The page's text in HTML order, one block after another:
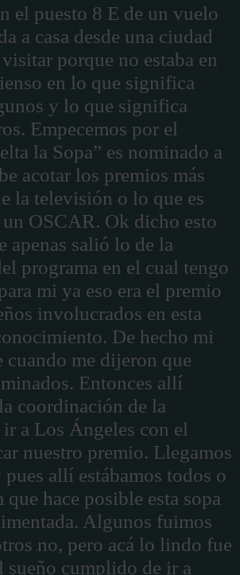
el puesto 8 E de un vuelo
a casa desde una ciudad
porque no estaba en
en lo que significa
y lo que significa
Empecemos por el
la Sopa” es nominado a
acotar los premios más
la televisión o lo que es
OSCAR. Ok dicho esto
apenas salió lo de la
programa en el cual tengo
mi ya eso era el premio
involucrados en esta
De hecho mi
cuando me dijeron que
Entonces allí
coordinación de la
a Los Ángeles con el
nuestro premio. Llegamos
allí estábamos todos o
que hace posible esta sopa
Algunos fuimos
no, pero acá lo lindo fue
sueño cumplido de ir a